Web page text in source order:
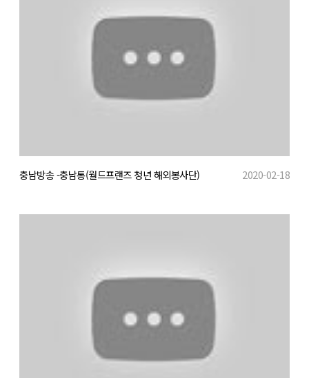
충남방송 -충남통(월드프랜즈 청년 해외봉사단) 2020-02-18